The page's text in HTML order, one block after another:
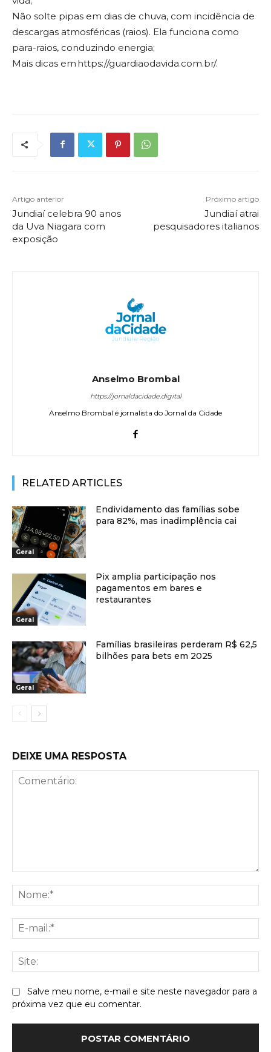
Não solte pipas em dias de chuva, com incidência de
descargas atmosféricas (raios). Ela funciona como
para-raios, conduzindo energia;
Mais dicas em https://guardiaodavida.com.br/.
Artigo anterior
Jundiaí celebra 90 anos
da Uva Niagara com
exposição
Próximo artigo
Jundiaí atrai
pesquisadores italianos
Anselmo Brombal
https://jornaldacidade.digital
Anselmo Brombal é jornalista do Jornal da Cidade
RELATED ARTICLES
Geral
Endividamento das famílias sobe
para 82%, mas inadimplência cai
Geral
Pix amplia participação nos
pagamentos em bares e
restaurantes
Geral
Famílias brasileiras perderam R$ 62,5
bilhões para bets em 2025
DEIXE UMA RESPOSTA
Salve meu nome, e-mail e site neste navegador para a
próxima vez que eu comentar.